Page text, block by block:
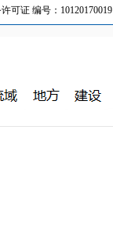
可证 编号：10120170019